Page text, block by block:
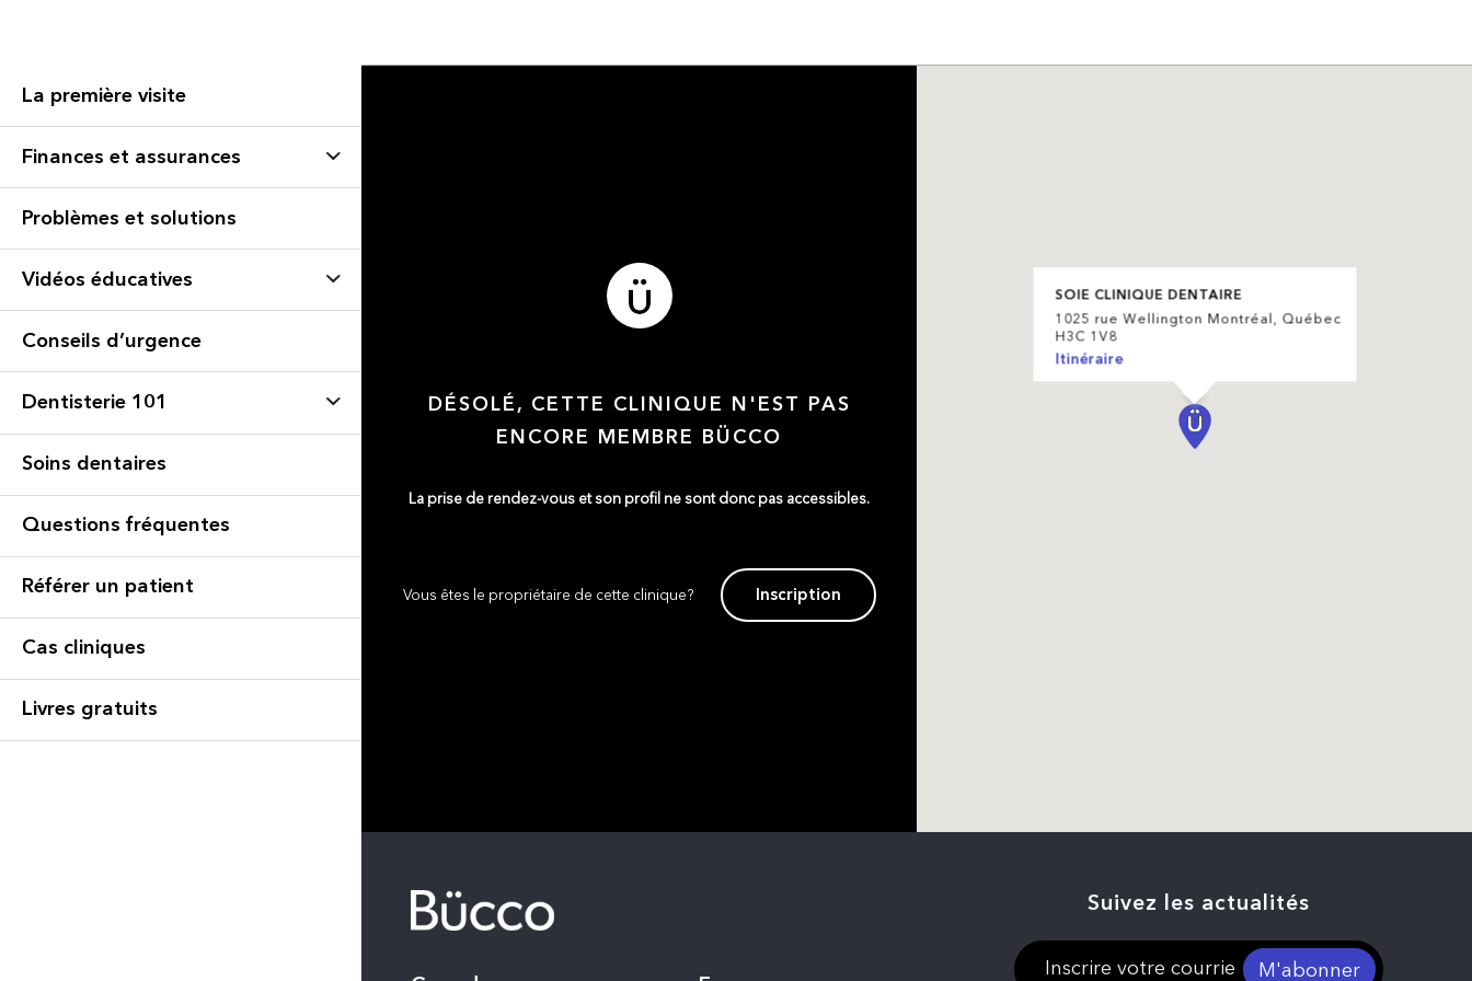
La première visite
Finances et assurances
Problèmes et solutions
Vidéos éducatives
Conseils d’urgence
Dentisterie 101
Soins dentaires
Questions fréquentes
Référer un patient
Cas cliniques
Livres gratuits
DÉSOLÉ, CETTE CLINIQUE N'EST PAS
ENCORE MEMBRE BÜCCO
La prise de rendez-vous et son profil ne sont donc pas accessibles.
Vous êtes le propriétaire de cette clinique? Inscription
SOIE CLINIQUE DENTAIRE
1025 rue Wellington Montréal, Québec
H3C 1V8
Itinéraire
Suivez les actualités
M'abonner